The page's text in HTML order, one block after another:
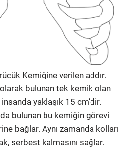
Kemiğine verilen addır.
bulunan tek kemik olan
yaklaşık 15 cm’dir.
bulunan bu kemiğin görevi
bağlar. Aynı zamanda kolları
serbest kalmasını sağlar.